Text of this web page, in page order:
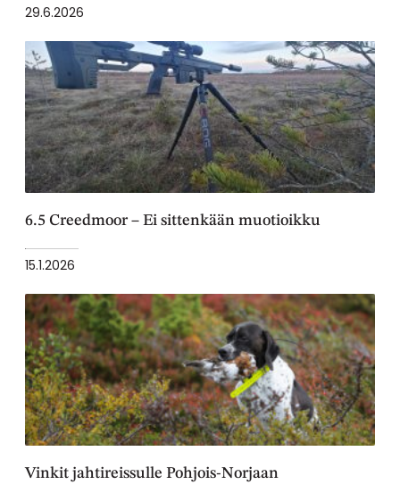
29.6.2026
6.5 Creedmoor – Ei sittenkään muotioikku
15.1.2026
Vinkit jahtireissulle Pohjois-Norjaan